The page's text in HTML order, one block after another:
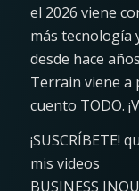
el 2026 viene
más tecnología
desde hace
Terrain viene a
cuento TODO.
mis videos
BUSINESS